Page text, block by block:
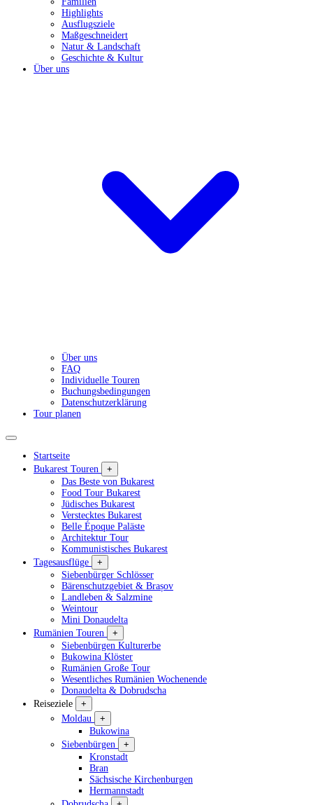
Highlights
Ausflugsziele
Maßgeschneidert
Natur & Landschaft
Geschichte & Kultur
Über uns
Über uns
FAQ
Individuelle Touren
Buchungsbedingungen
Datenschutzerklärung
Tour planen
Startseite
Bukarest Touren
+
Das Beste von Bukarest
Food Tour Bukarest
Jüdisches Bukarest
Verstecktes Bukarest
Belle Époque Paläste
Architektur Tour
Kommunistisches Bukarest
Tagesausflüge
+
Siebenbürger Schlösser
Bärenschutzgebiet & Brașov
Landleben & Salzmine
Weintour
Mini Donaudelta
Rumänien Touren
+
Siebenbürgen Kulturerbe
Bukowina Klöster
Rumänien Große Tour
Wesentliches Rumänien Wochenende
Donaudelta & Dobrudscha
Reiseziele
+
Moldau
+
Bukowina
Siebenbürgen
+
Kronstadt
Bran
Sächsische Kirchenburgen
Hermannstadt